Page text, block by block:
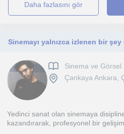
daha fazlasını gör
Sinema ve Görsel
Çankaya Ankara,
Yedinci sanat olan sinemaya
kazandırarak, profesyonel bir